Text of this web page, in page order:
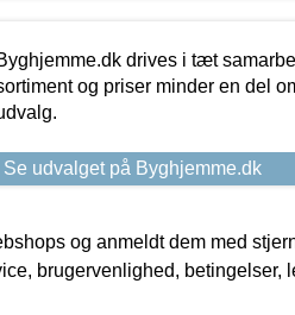
drives i tæt
og priser minder en del
Se udvalget på Byghjemme.dk
og anmeldt dem med
brugervenlighed, betingelser,